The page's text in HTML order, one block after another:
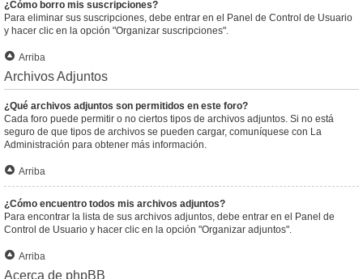
¿Cómo borro mis suscripciones?
Para eliminar sus suscripciones, debe entrar en el Panel de Control de Usuario
y hacer clic en la opción "Organizar suscripciones".
Arriba
Archivos Adjuntos
¿Qué archivos adjuntos son permitidos en este foro?
Cada foro puede permitir o no ciertos tipos de archivos adjuntos. Si no está
seguro de que tipos de archivos se pueden cargar, comuníquese con La
Administración para obtener más información.
Arriba
¿Cómo encuentro todos mis archivos adjuntos?
Para encontrar la lista de sus archivos adjuntos, debe entrar en el Panel de
Control de Usuario y hacer clic en la opción "Organizar adjuntos".
Arriba
Acerca de phpBB